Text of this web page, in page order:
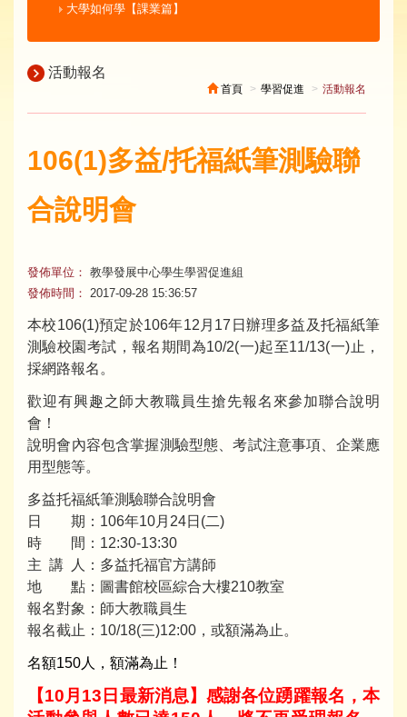
大學如何學【課業篇】
活動報名
首頁 學習促進 活動報名
106(1)多益/托福紙筆測驗聯
合說明會
發佈單位： 教學發展中心學生學習促進組
發佈時間：
2017-09-28 15:36:57
本校106(1)預定於106年12月17日辦理多益及托福紙筆
測驗校園考試，報名期間為10/2(一)起至11/13(一)止，
採網路報名。
歡迎有興趣之師大教職員生搶先報名來參加聯合說明
會！
說明會內容包含掌握測驗型態、考試注意事項、企業應
用型態等。
多益托福紙筆測驗聯合說明會
日 期：106年10月24日(二)
時 間：12:30-13:30
主 講 人：多益托福官方講師
地 點：圖書館校區綜合大樓210教室
報名對象：師大教職員生
報名截止：10/18(三)12:00，或額滿為止。
名額150人，額滿為止！
【10月13日最新消息】感謝各位踴躍報名，本